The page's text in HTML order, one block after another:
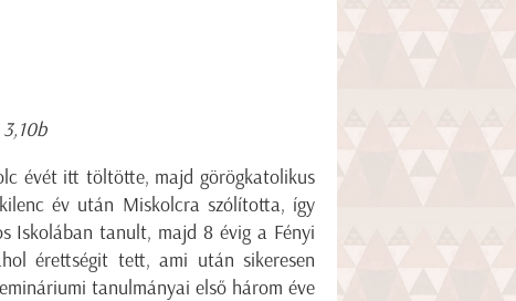
évét itt töltötte, majd görögkatolikus
év után Miskolcra szólította, így
Iskolában tanult, majd 8 évig a Fényi
érettségit tett, ami után sikeresen
tanulmányai első három éve